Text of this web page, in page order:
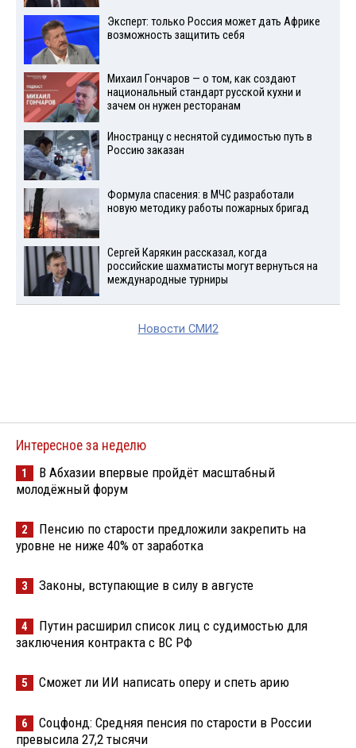
Эксперт: только Россия может дать Африке
возможность защитить себя
Михаил Гончаров — о том, как создают
национальный стандарт русской кухни и
зачем он нужен ресторанам
Иностранцу с неснятой судимостью путь в
Россию заказан
Формула спасения: в МЧС разработали
новую методику работы пожарных бригад
Сергей Карякин рассказал, когда
российские шахматисты могут вернуться на
международные турниры
Новости СМИ2
Интересное за неделю
1
В Абхазии впервые пройдёт масштабный
молодёжный форум
2
Пенсию по старости предложили закрепить на
уровне не ниже 40% от заработка
3 Законы, вступающие в силу в августе
4
Путин расширил список лиц с судимостью для
заключения контракта с ВС РФ
5 Сможет ли ИИ написать оперу и спеть арию
6
Соцфонд: Средняя пенсия по старости в России
превысила 27,2 тысячи